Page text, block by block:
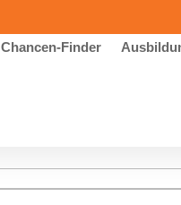
Chancen-Finder